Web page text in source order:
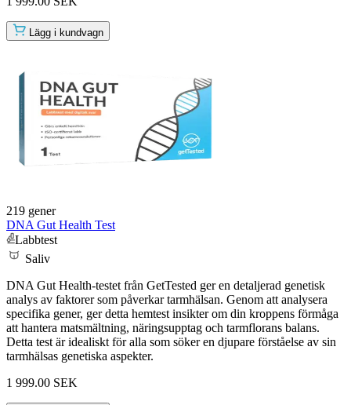
Lägg i kundvagn
219 gener
DNA Gut Health Test
Labbtest
Saliv
DNA Gut Health-testet från GetTested ger en detaljerad genetisk
analys av faktorer som påverkar tarmhälsan. Genom att analysera
specifika gener, ger detta hemtest insikter om din kroppens förmåga
att hantera matsmältning, näringsupptag och tarmflorans balans.
Detta test är idealiskt för alla som söker en djupare förståelse av sin
tarmhälsas genetiska aspekter.
1 999.00 SEK